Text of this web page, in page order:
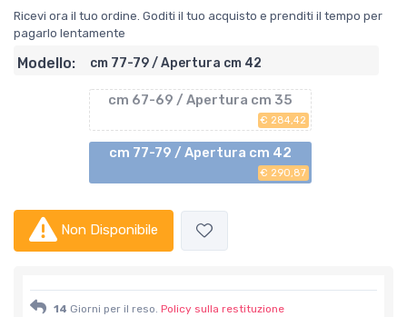
Ricevi ora il tuo ordine. Goditi il tuo acquisto e prenditi il tempo per
pagarlo lentamente
Modello: cm 77-79 / Apertura cm 42
cm 67-69 / Apertura cm 35
€ 284,42
cm 77-79 / Apertura cm 42
€ 290,87
Non Disponibile
14 Giorni per il reso. Policy sulla restituzione